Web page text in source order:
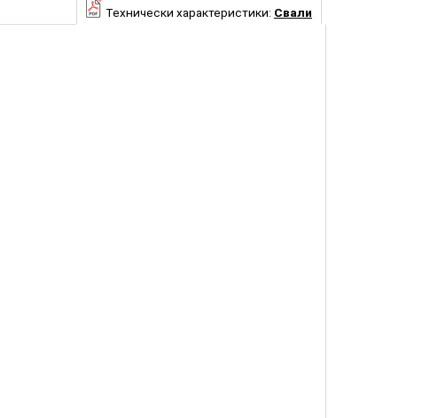
Технически характеристики: Свали